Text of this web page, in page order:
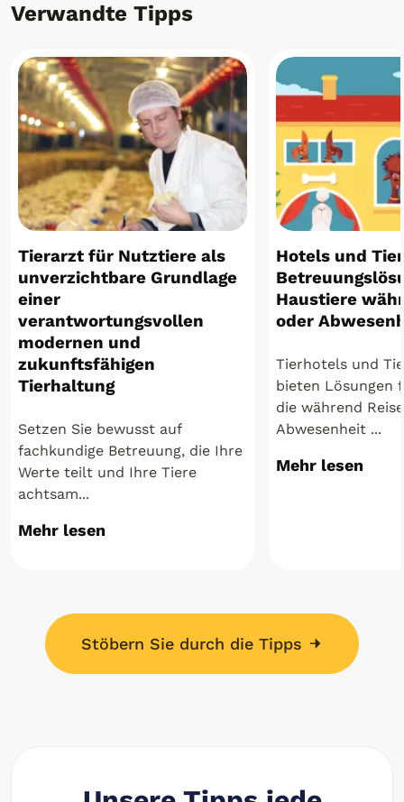
Verwandte Tipps
Tierarzt für Nutztiere als
unverzichtbare Grundlage
einer
verantwortungsvollen
modernen und
zukunftsfähigen
Tierhaltung
Setzen Sie bewusst auf
fachkundige Betreuung, die Ihre
Werte teilt und Ihre Tiere
achtsam...
Mehr lesen
Hotels und
Haustiere
oder
Tierhotels und
bieten Lösungen
die während
Abwesenheit ...
Mehr lesen
Stöbern Sie durch die Tipps